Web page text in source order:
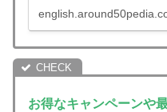
お得なキャンペーンや